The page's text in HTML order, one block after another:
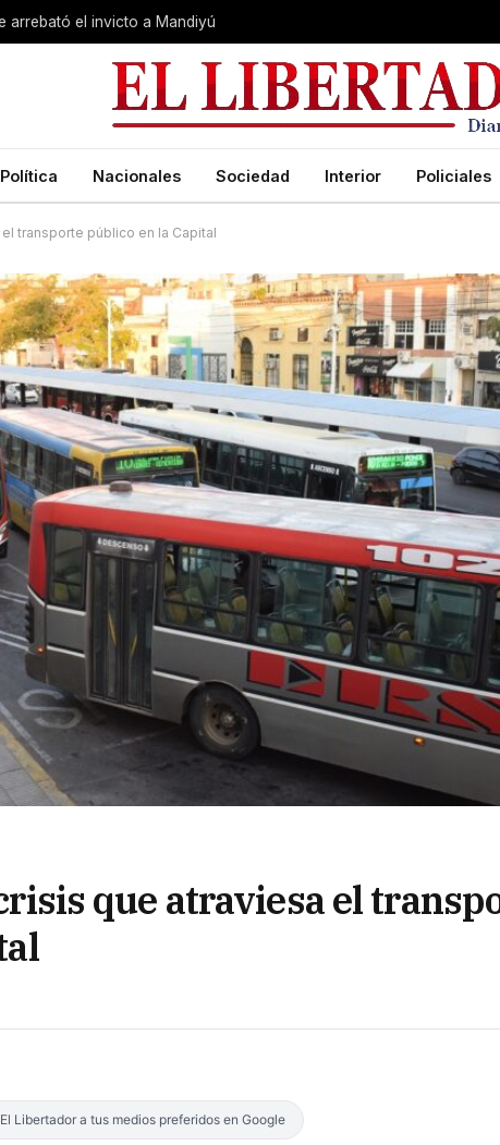
arrebató el invicto a Mandiyú
Política Nacionales Sociedad Interior Policiales
transporte público en la Capital
que atraviesa el
Libertador a tus medios preferidos en Google